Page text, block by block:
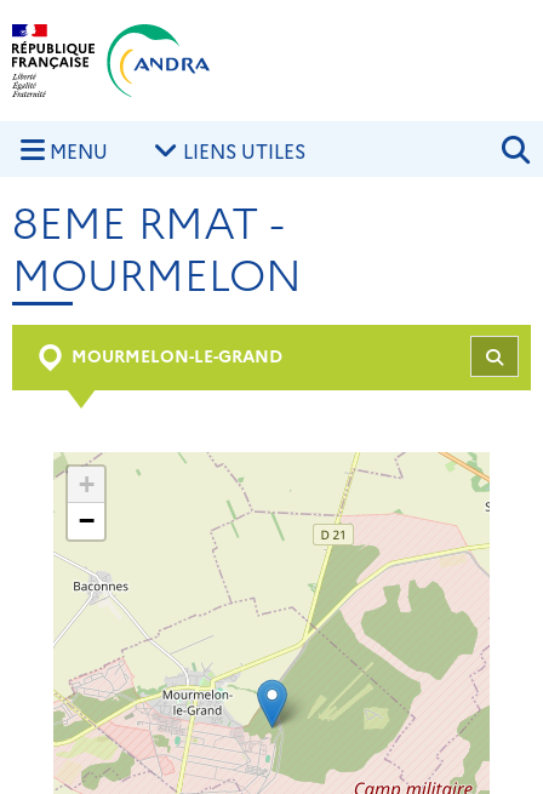
Aller au contenu principal
MENU LIENS UTILES
8EME RMAT -
MOURMELON
MOURMELON-LE-GRAND
+
−